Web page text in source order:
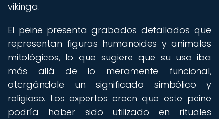
vikinga.
El peine presenta grabados detallados que
representan figuras humanoides y animales
mitológicos, lo que sugiere que su uso iba
más allá de lo meramente funcional,
otorgándole un significado simbólico y
religioso. Los expertos creen que este peine
podría haber sido utilizado en rituales